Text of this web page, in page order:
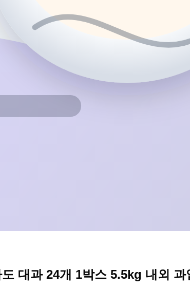
대과 24개 1박스 5.5kg 내외 과